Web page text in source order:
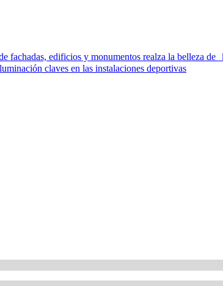
fachadas, edificios y monumentos realza la belleza de
claves en las instalaciones deportivas